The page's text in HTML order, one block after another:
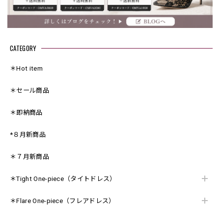
CATEGORY
＊Hot item
＊セール商品
＊即納商品
*８月新商品
＊７月新商品
＊Tight One-piece（タイトドレス）
＊Flare One-piece（フレアドレス）